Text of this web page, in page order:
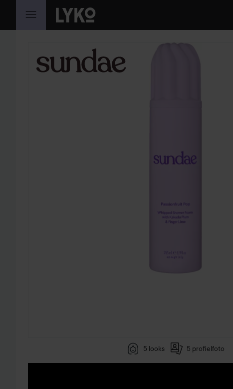
GA NAAR INHOUD
5 looks 5 profielfoto